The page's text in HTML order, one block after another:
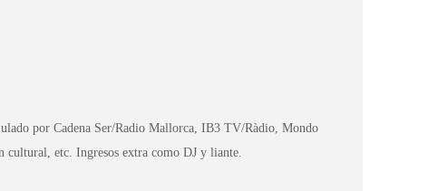
por Cadena Ser/Radio Mallorca, IB3 TV/Ràdio, Mondo
cultural, etc. Ingresos extra como DJ y liante.